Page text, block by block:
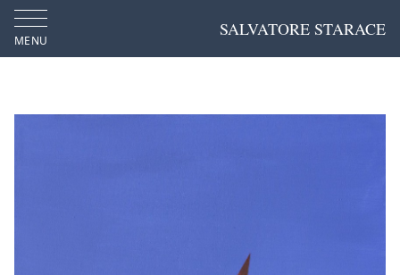
MENU
SALVATORE STARACE